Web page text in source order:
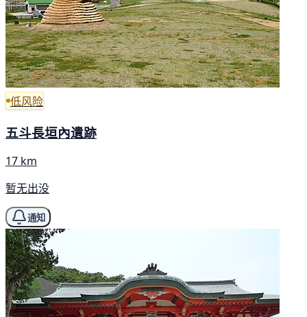
低风险
五斗長垣內遺跡
17 km
暂无出没
通知